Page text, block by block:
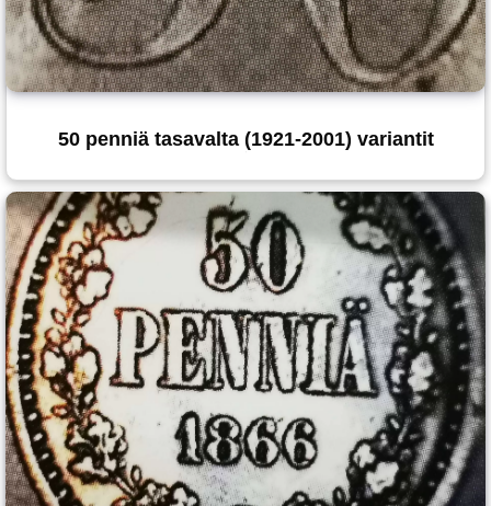
50 penniä tasavalta (1921-2001) variantit